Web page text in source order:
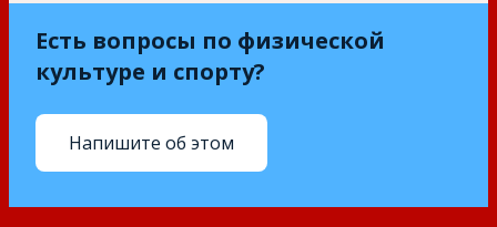
Есть вопросы по физической
культуре и спорту?
Напишите об этом